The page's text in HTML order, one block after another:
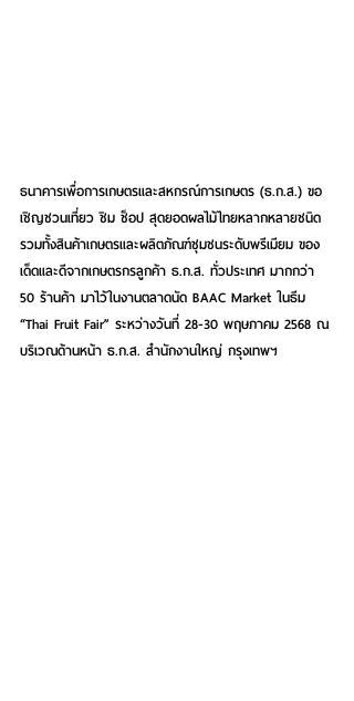
ธนาคารเพื่อการเกษตรและสหกรณ์การเกษตร (ธ.ก.ส.) ขอ
เชิญชวนเที่ยว ชิม ช็อป สุดยอดผลไม้ไทยหลากหลายชนิด
รวมทั้งสินค้าเกษตรและผลิตภัณฑ์ชุมชนระดับพรีเมียม ของ
เด็ดและดีจากเกษตรกรลูกค้า ธ.ก.ส. ทั่วประเทศ มากกว่า
50 ร้านค้า มาไว้ในงานตลาดนัด BAAC Market ในธีม
“Thai Fruit Fair” ระหว่างวันที่ 28-30 พฤษภาคม 2568 ณ
บริเวณด้านหน้า ธ.ก.ส. สำนักงานใหญ่ กรุงเทพฯ